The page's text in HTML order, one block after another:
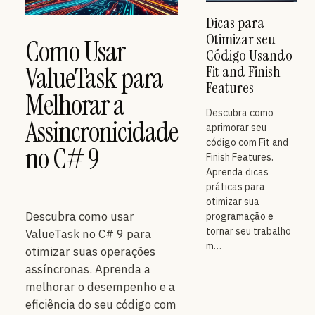
Como Usar
ValueTask para
Melhorar a
Assincronicidade
no C# 9
Descubra como usar
ValueTask no C# 9 para
otimizar suas operações
assíncronas. Aprenda a
melhorar o desempenho e a
eficiência do seu código com
Dicas para
Otimizar seu
Código Usando
Fit and Finish
Features
Descubra como
aprimorar seu
código com Fit and
Finish Features.
Aprenda dicas
práticas para
otimizar sua
programação e
tornar seu trabalho
m…